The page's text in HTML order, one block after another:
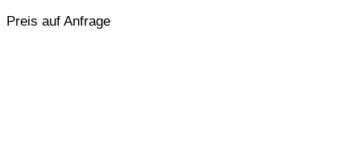
Preis auf Anfrage